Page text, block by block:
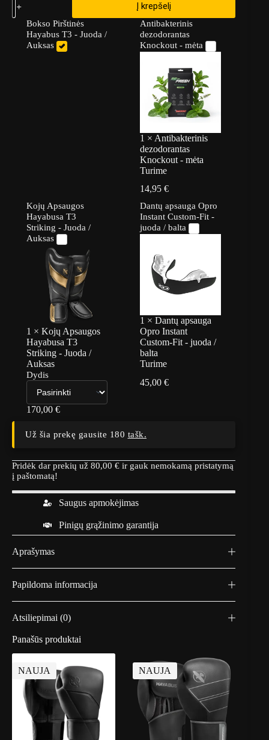
Į krepšelį
Bokso Pirštinės
Hayabus T3 - Juoda /
Auksas
Antibakterinis
dezodorantas
Knockout - mėta
1 × Antibakterinis
dezodorantas
Knockout - mėta
Turime
14,95 €
Kojų Apsaugos
Hayabusa T3
Striking - Juoda /
Auksas
1 ×Kojų Apsaugos
Hayabusa T3
Striking - Juoda /
Auksas
Dydis
170,00€
Dantų apsauga Opro
Instant Custom-Fit -
juoda / balta
1 × Dantų apsauga
Opro Instant
Custom-Fit - juoda /
balta
Turime
45,00 €
Už šia prekę gausite 180 tašk.
Pridėk dar prekių už 80,00 € ir gauk nemokamą pristatymą
į paštomatą!
Saugus apmokėjimas
Pinigų grąžinimo garantija
Aprašymas
Papildoma informacija
Atsiliepimai (0)
Panašūs produktai
NAUJA NAUJA